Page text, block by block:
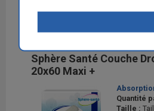
Sphère Santé Couche
20x60 Maxi +
Quantité
Taille :